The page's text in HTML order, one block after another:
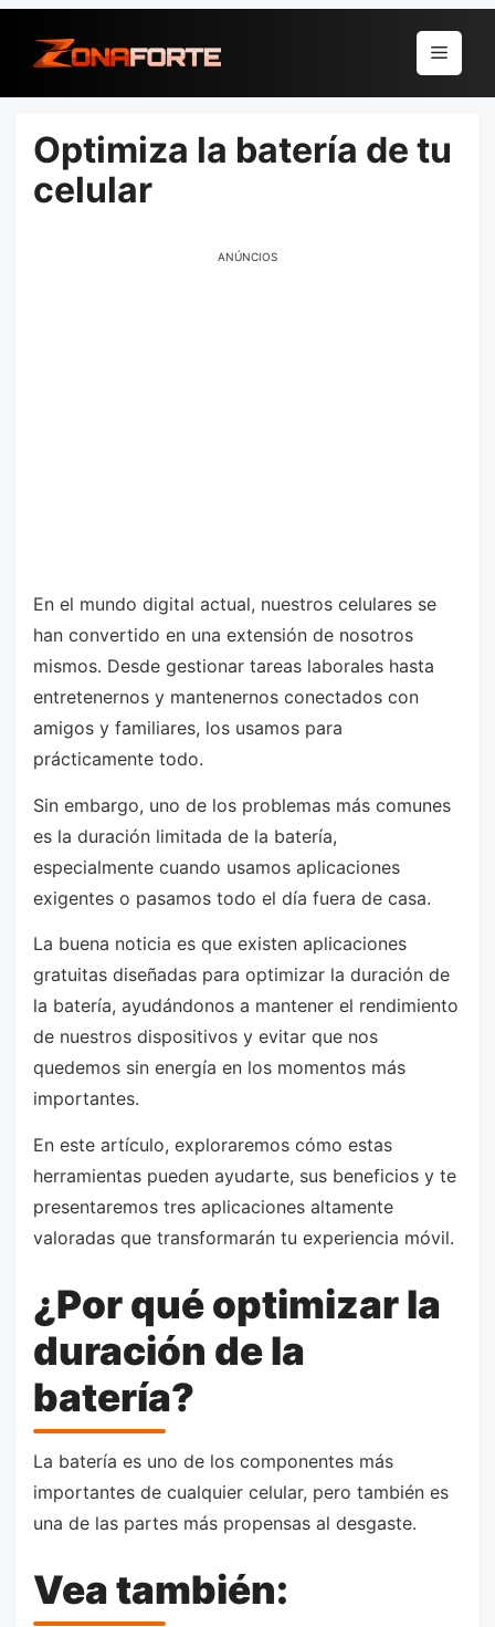
para
conteúdo
Menu
Optimiza la batería de tu
celular
ANÚNCIOS
En el mundo digital actual, nuestros celulares se
han convertido en una extensión de nosotros
mismos. Desde gestionar tareas laborales hasta
entretenernos y mantenernos conectados con
amigos y familiares, los usamos para
prácticamente todo.
Sin embargo, uno de los problemas más comunes
es la duración limitada de la batería,
especialmente cuando usamos aplicaciones
exigentes o pasamos todo el día fuera de casa.
La buena noticia es que existen aplicaciones
gratuitas diseñadas para optimizar la duración de
la batería, ayudándonos a mantener el rendimiento
de nuestros dispositivos y evitar que nos
quedemos sin energía en los momentos más
importantes.
En este artículo, exploraremos cómo estas
herramientas pueden ayudarte, sus beneficios y te
presentaremos tres aplicaciones altamente
valoradas que transformarán tu experiencia móvil.
¿Por qué optimizar la
duración de la
batería?
La batería es uno de los componentes más
importantes de cualquier celular, pero también es
una de las partes más propensas al desgaste.
Vea también: